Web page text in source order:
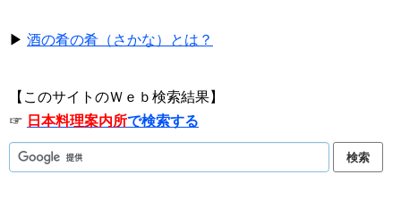
▶ 酒の肴の肴（さかな）とは？
【このサイトのＷｅｂ検索結果】
☞ 日本料理案内所で検索する